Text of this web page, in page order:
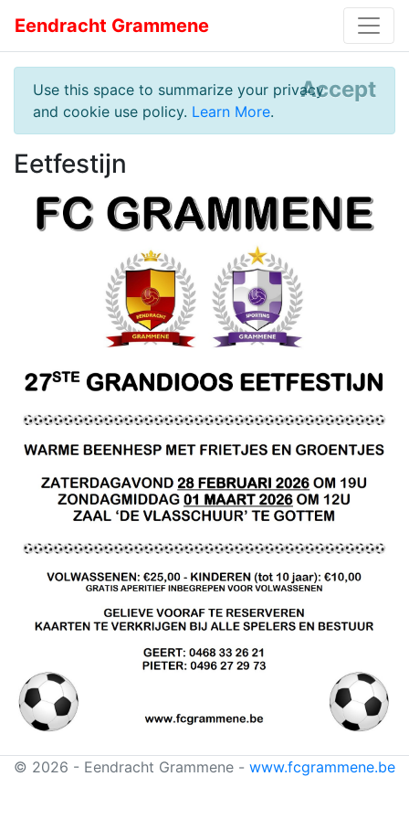
Eendracht Grammene
Use this space to summarize your privacy
and cookie use policy. Learn More.
Accept
Eetfestijn
© 2026 - Eendracht Grammene - www.fcgrammene.be